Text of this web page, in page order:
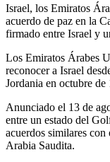
Israel, los Emiratos
acuerdo de paz en la
firmado entre Israel y
Los Emiratos Árabes
reconocer a Israel
Jordania en octubre de
Anunciado el 13 de
entre un estado del
acuerdos similares con
Arabia Saudita.